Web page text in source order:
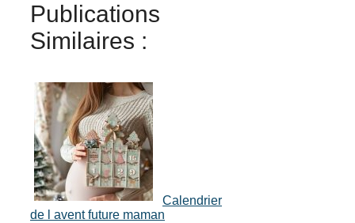
Publications
Similaires :
Calendrier
de l avent future maman